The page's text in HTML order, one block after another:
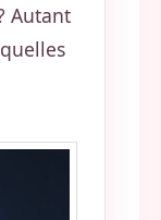
Autant